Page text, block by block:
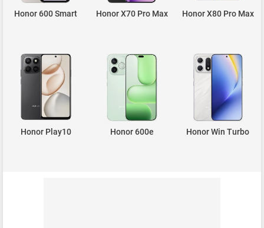
Honor 600 Smart Honor X70 Pro Max Honor X80 Pro Max
Honor Play10 Honor 600e Honor Win Turbo